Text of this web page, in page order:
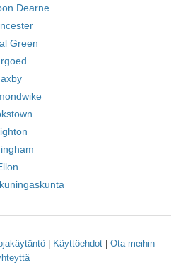
Dearne
Green
| Käyttöehdot| Ota meihin